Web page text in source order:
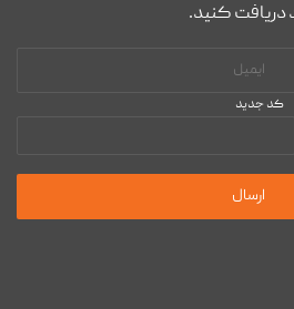
دریافت کنید.
کد جدید